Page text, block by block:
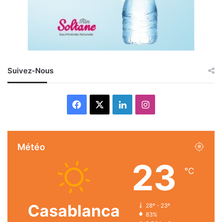
Suivez-Nous
Facebook LinkedinInstagram
Météo
Casablanca
23 ℃
28º - 23º
83%